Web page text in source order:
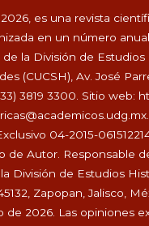
2026, es una revista
en un número
la División de
(CUCSH), Av. José
3819 3300. Sitio web:
04-2015-
de Autor. Responsable
División de Estudios
Zapopan, Jalisco,
de 2026. Las opiniones